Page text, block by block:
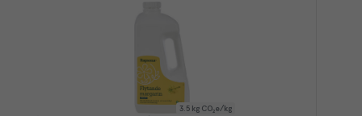
3.5 kg CO₂e/kg